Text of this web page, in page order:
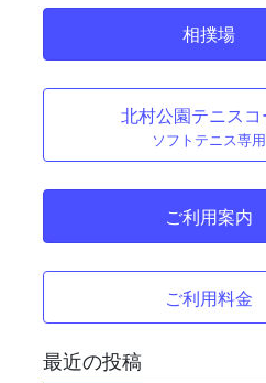
相撲場
北村公園テニスコ
ソフトテニス専用
ご利用案内
ご利用料金
最近の投稿